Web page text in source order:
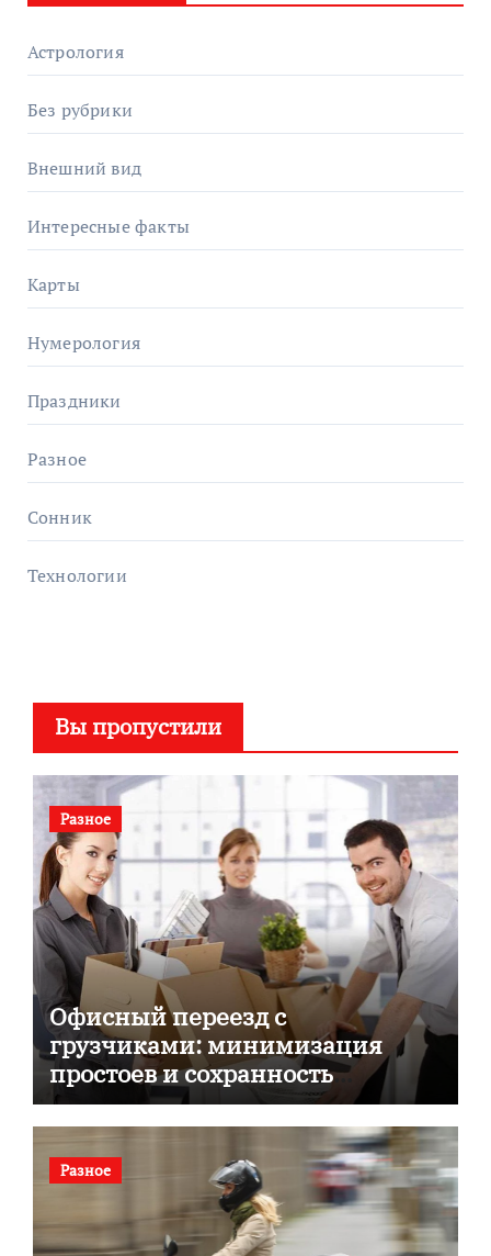
Астрология
Без рубрики
Внешний вид
Интересные факты
Карты
Нумерология
Праздники
Разное
Сонник
Технологии
Вы пропустили
Разное
Офисный переезд с
грузчиками: минимизация
простоев и сохранность
документов
Разное